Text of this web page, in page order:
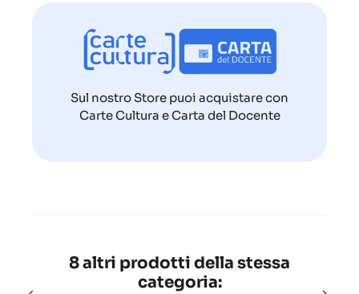
Sul nostro Store puoi acquistare con
Carte Cultura e Carta del Docente
8 altri prodotti della stessa
categoria: